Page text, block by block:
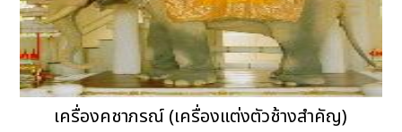
เครื่องคชาภรณ์ (เครื่องแต่งตัวช้างสำคัญ)